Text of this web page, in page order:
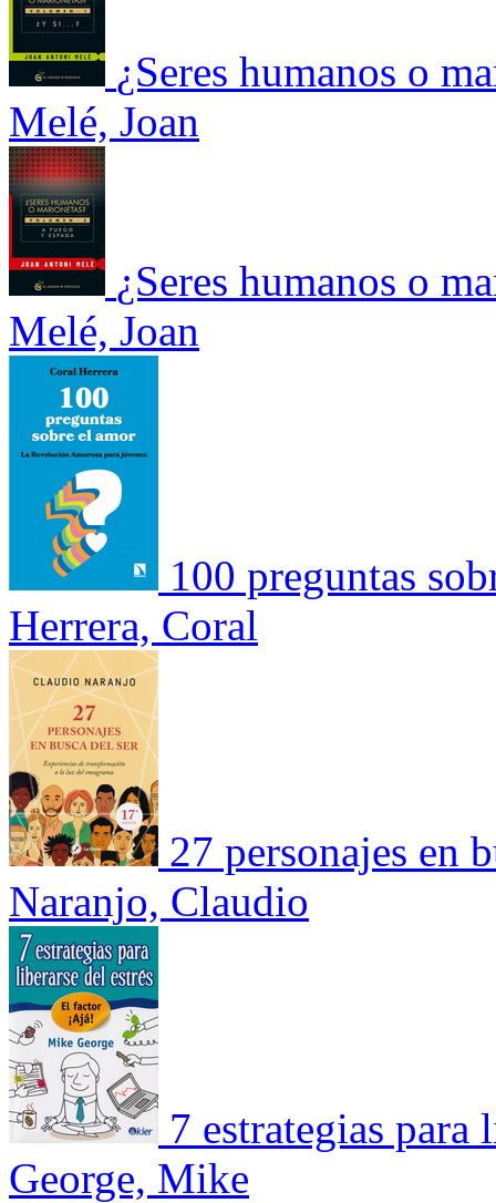
¿Seres humanos o
Melé, Joan
¿Seres humanos o
Melé, Joan
100 preguntas
Herrera, Coral
27 personajes en
Naranjo, Claudio
7 estrategias para
George, Mike